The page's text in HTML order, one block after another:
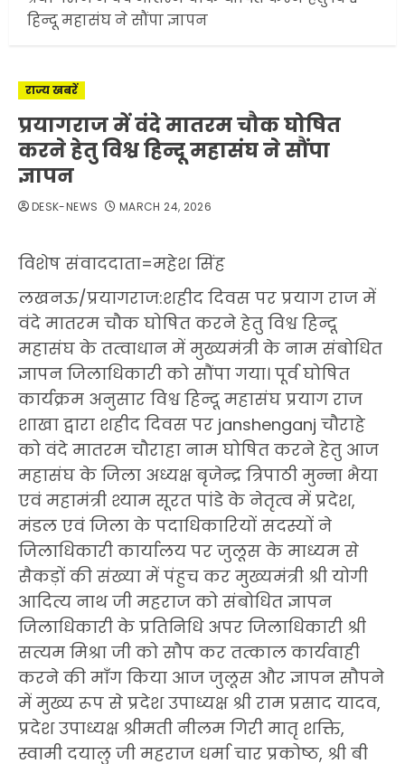
हिन्दू महासंघ ने सौंपा ज्ञापन
राज्य खबरें
प्रयागराज में वंदे मातरम चौक घोषित
करने हेतु विश्व हिन्दू महासंघ ने सौंपा
ज्ञापन
DESK-NEWS MARCH 24, 2026
विशेष संवाददाता=महेश सिंह
लखनऊ/प्रयागराज:शहीद दिवस पर प्रयाग राज में
वंदे मातरम चौक घोषित करने हेतु विश्व हिन्दू
महासंघ के तत्वाधान में मुख्यमंत्री के नाम संबोधित
ज्ञापन जिलाधिकारी को सौंपा गया। पूर्व घोषित
कार्यक्रम अनुसार विश्व हिन्दू महासंघ प्रयाग राज
शाखा द्वारा शहीद दिवस पर janshenganj चौराहे
को वंदे मातरम चौराहा नाम घोषित करने हेतु आज
महासंघ के जिला अध्यक्ष बृजेन्द्र त्रिपाठी मुन्ना भैया
एवं महामंत्री श्याम सूरत पांडे के नेतृत्व में प्रदेश,
मंडल एवं जिला के पदाधिकारियों सदस्यों ने
जिलाधिकारी कार्यालय पर जुलूस के माध्यम से
सैकड़ों की संख्या में पंहुच कर मुख्यमंत्री श्री योगी
आदित्य नाथ जी महराज को संबोधित ज्ञापन
जिलाधिकारी के प्रतिनिधि अपर जिलाधिकारी श्री
सत्यम मिश्रा जी को सौप कर तत्काल कार्यवाही
करने की माँग किया आज जुलूस और ज्ञापन सौपने
में मुख्य रूप से प्रदेश उपाध्यक्ष श्री राम प्रसाद यादव,
प्रदेश उपाध्यक्ष श्रीमती नीलम गिरी मातृ शक्ति,
स्वामी दयालु जी महराज धर्मा चार प्रकोष्ठ, श्री बी